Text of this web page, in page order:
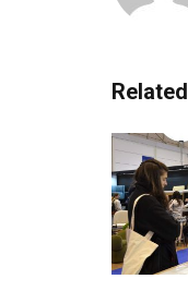
Related